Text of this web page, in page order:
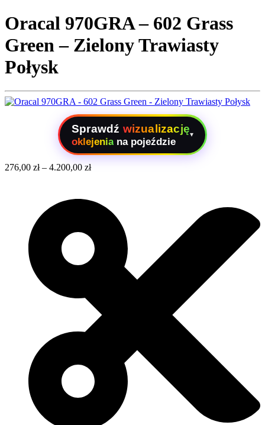
Oracal 970GRA – 602 Grass
Green – Zielony Trawiasty
Połysk
Sprawdź wizualizację
oklejenia na pojeździe
▾
276,00 zł– 4.200,00 zł